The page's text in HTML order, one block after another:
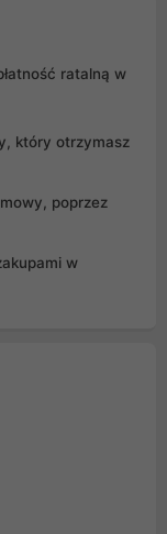
ratalną w
który otrzymasz
poprzez
w